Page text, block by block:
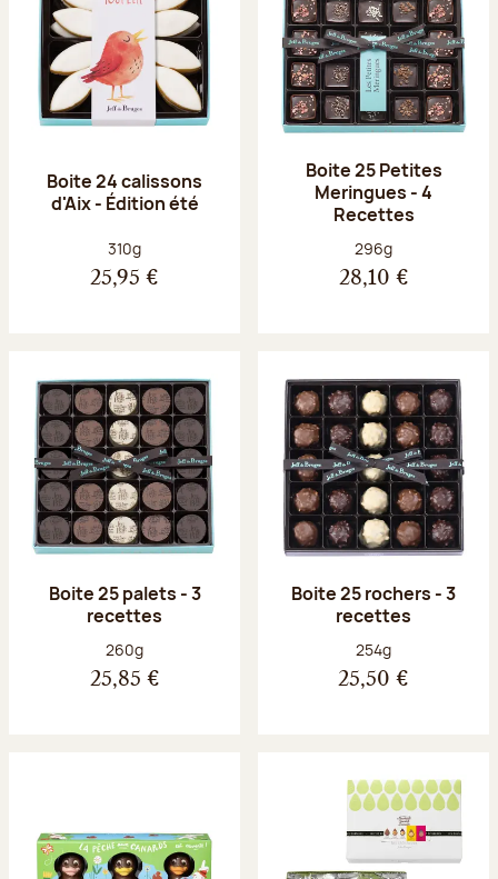
Boite 24 calissons
d'Aix - Édition été
Poids net :
310g
25,95 €
Boite 25 Petites
Meringues - 4
Recettes
Poids net :
296g
28,10 €
Boite 25 palets - 3
recettes
Poids net :
260g
25,85 €
Boite 25 rochers - 3
recettes
Poids net :
254g
25,50 €